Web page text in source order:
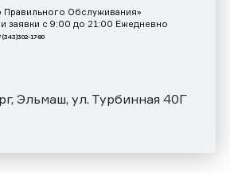
Правильного Обслуживания»
заявки с 9:00 до 21:00 Ежедневно
(343)302-17-80
Эльмаш, ул. Турбинная 40Г